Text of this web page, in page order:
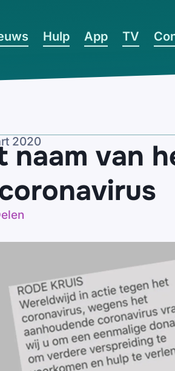
Hulp App TV
2020
van